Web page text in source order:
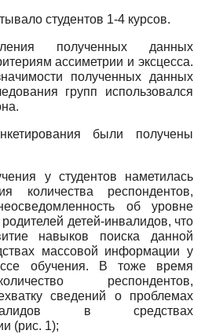
студентов 1-4 курсов.
полученных данных
ассиметрии и эксцесса.
полученных данных
групп использовался
были получены
у студентов наметилась
количества респондентов,
об уровне
детей-инвалидов, что
навыков поиска данной
массовой информации у
обучения. В тоже время
респондентов,
сведений о проблемах
в средствах
(рис. 1);